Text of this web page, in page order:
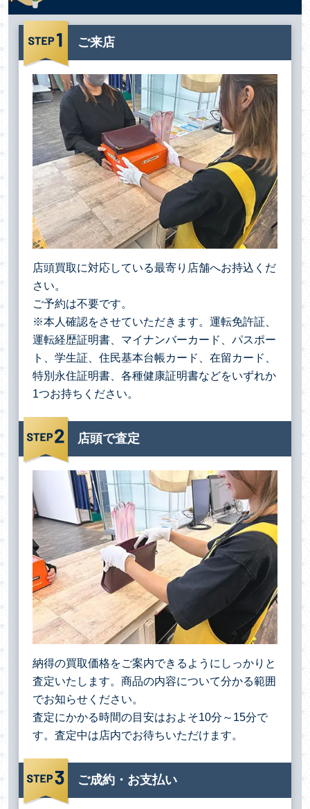
ご来店
店頭買取に対応している最寄り店舗へお持込くだ
さい。
ご予約は不要です。
※本人確認をさせていただきます。運転免許証、
運転経歴証明書、マイナンバーカード、パスポー
ト、学生証、住民基本台帳カード、在留カード、
特別永住証明書、各種健康証明書などをいずれか
1つお持ちください。
店頭で査定
納得の買取価格をご案内できるようにしっかりと
査定いたします。商品の内容について分かる範囲
でお知らせください。
査定にかかる時間の目安はおよそ10分～15分で
す。査定中は店内でお待ちいただけます。
ご成約・お支払い